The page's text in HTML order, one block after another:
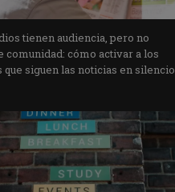
tienen audiencia, pero no
comunidad: cómo activar a los
que siguen las noticias en silencio